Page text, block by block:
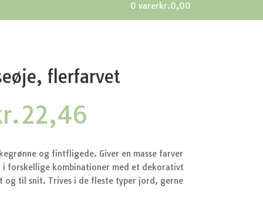
0 varerkr.0,00
flerfarvet
pris
22,46
pris
er:
kr.22,46.
og fintfligede. Giver en masse farver
forskellige kombinationer med et dekorativt
og til snit. Trives i de fleste typer jord, gerne